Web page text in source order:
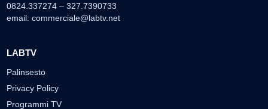
0824.337274 – 327.7390733
email: commerciale@labtv.net
LABTV
Palinsesto
Privacy Policy
Programmi TV